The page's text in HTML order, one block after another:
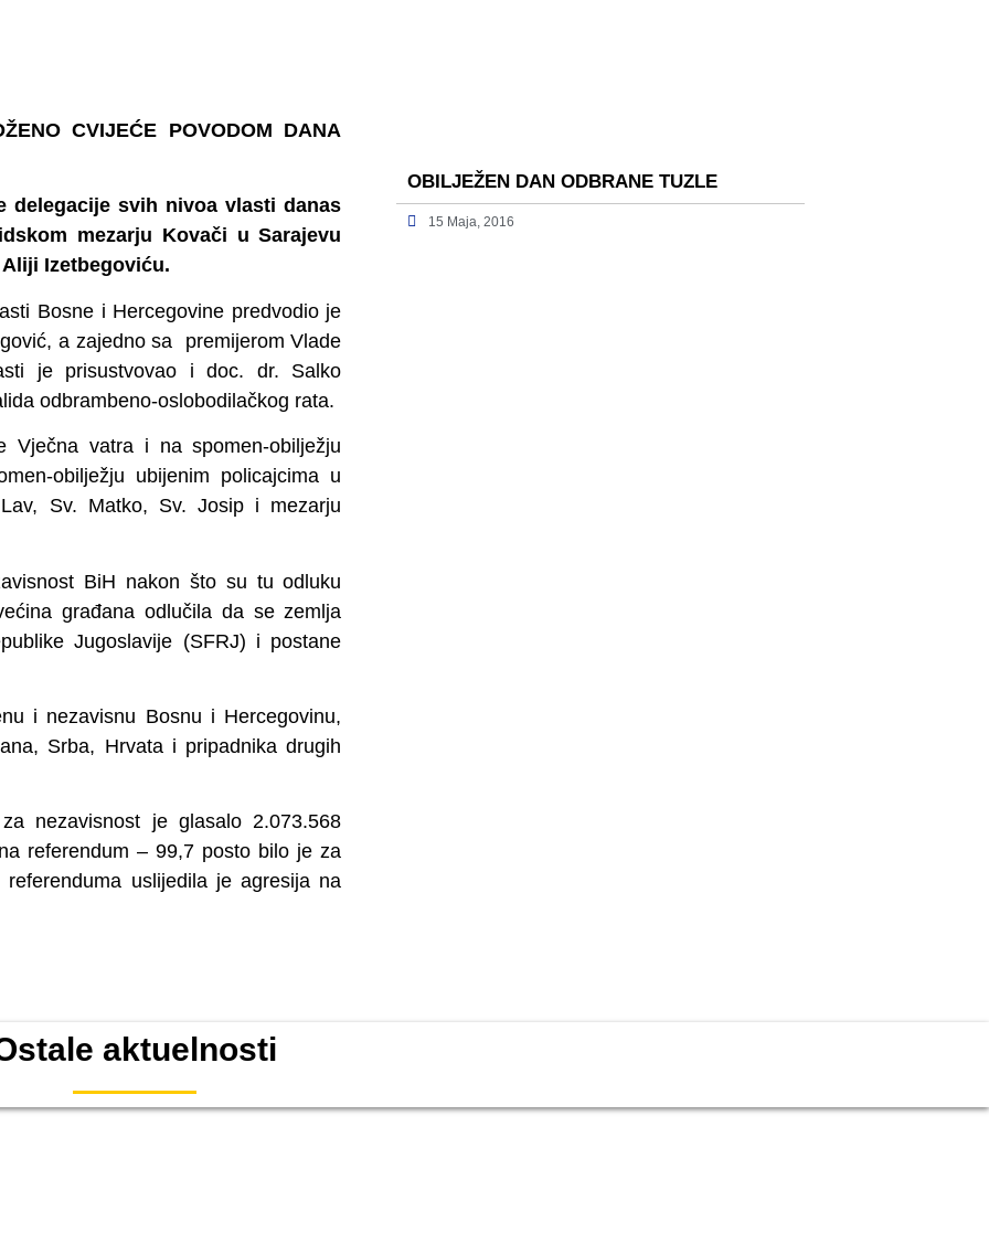
CVIJEĆE POVODOM DANA
delegacije svih nivoa vlasti danas
mezarju Kovači u Sarajevu
Izetbegoviću.
Bosne i Hercegovine predvodio je
a zajedno sa premijerom Vlade
je prisustvovao i doc. dr. Salko
odbrambeno-oslobodilačkog rata.
Vječna vatra i na spomen-obilježju
obilježju ubijenim policajcima u
Sv. Matko, Sv. Josip i mezarju
BiH nakon što su tu odluku
građana odlučila da se zemlja
Jugoslavije (SFRJ) i postane
i nezavisnu Bosnu i Hercegovinu,
Srba, Hrvata i pripadnika drugih
nezavisnost je glasalo 2.073.568
referendum – 99,7 posto bilo je za
uslijedila je agresija na
OBILJEŽEN DAN ODBRANE TUZLE
15 Maja, 2016
aktuelnosti